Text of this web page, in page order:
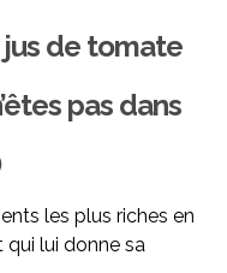
jus de tomate
pas dans
les plus riches en
lui donne sa